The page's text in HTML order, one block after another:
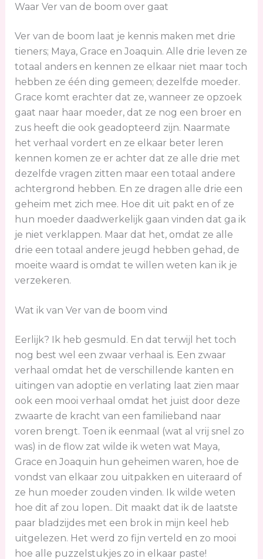
Waar Ver van de boom over gaat
Ver van de boom laat je kennis maken met drie
tieners; Maya, Grace en Joaquin. Alle drie leven ze
totaal anders en kennen ze elkaar niet maar toch
hebben ze één ding gemeen; dezelfde moeder.
Grace komt erachter dat ze, wanneer ze opzoek
gaat naar haar moeder, dat ze nog een broer en
zus heeft die ook geadopteerd zijn. Naarmate
het verhaal vordert en ze elkaar beter leren
kennen komen ze er achter dat ze alle drie met
dezelfde vragen zitten maar een totaal andere
achtergrond hebben. En ze dragen alle drie een
geheim met zich mee. Hoe dit uit pakt en of ze
hun moeder daadwerkelijk gaan vinden dat ga ik
je niet verklappen. Maar dat het, omdat ze alle
drie een totaal andere jeugd hebben gehad, de
moeite waard is omdat te willen weten kan ik je
verzekeren.
Wat ik van Ver van de boom vind
Eerlijk? Ik heb gesmuld. En dat terwijl het toch
nog best wel een zwaar verhaal is. Een zwaar
verhaal omdat het de verschillende kanten en
uitingen van adoptie en verlating laat zien maar
ook een mooi verhaal omdat het juist door deze
zwaarte de kracht van een familieband naar
voren brengt. Toen ik eenmaal (wat al vrij snel zo
was) in de flow zat wilde ik weten wat Maya,
Grace en Joaquin hun geheimen waren, hoe de
vondst van elkaar zou uitpakken en uiteraard of
ze hun moeder zouden vinden. Ik wilde weten
hoe dit af zou lopen.. Dit maakt dat ik de laatste
paar bladzijdes met een brok in mijn keel heb
uitgelezen. Het werd zo fijn verteld en zo mooi
hoe alle puzzelstukjes zo in elkaar paste!